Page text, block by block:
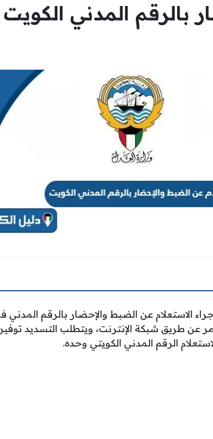
بالرقم المدني الكويت
الاستعلام عن الضبط والإحضار بالرقم المدني
عن طريق شبكة الإنترنت، ويتطلب التسديد
الرقم المدني الكويتي وحده.